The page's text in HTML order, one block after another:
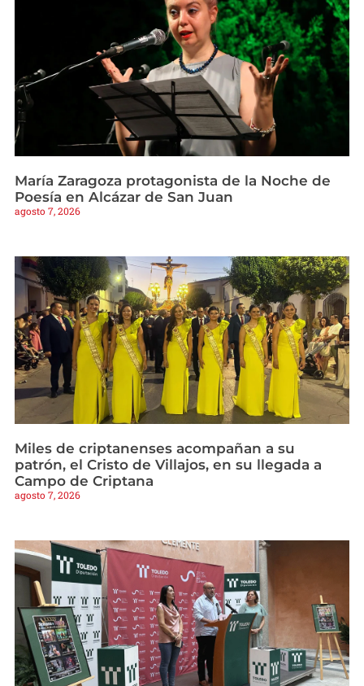
María Zaragoza protagonista de la Noche de
Poesía en Alcázar de San Juan
agosto 7, 2026
Miles de criptanenses acompañan a su
patrón, el Cristo de Villajos, en su llegada a
Campo de Criptana
agosto 7, 2026